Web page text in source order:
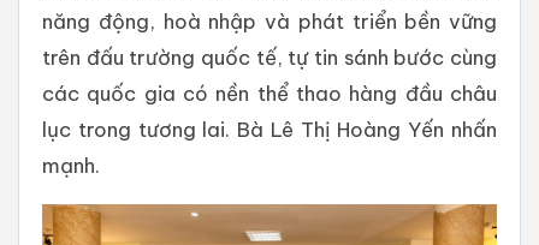
năng động, hoà nhập và phát triển bền vững
trên đấu trường quốc tế, tự tin sánh bước cùng
các quốc gia có nền thể thao hàng đầu châu
lục trong tương lai. Bà Lê Thị Hoàng Yến nhấn
mạnh.